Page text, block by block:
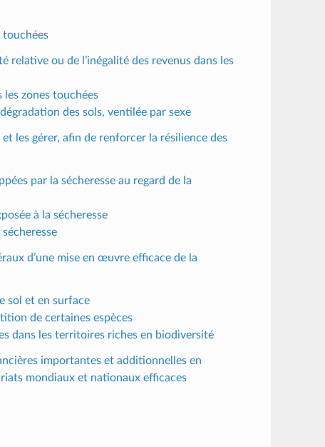
ou de l’inégalité des revenus dans les
les zones touchées
des sols, ventilée par sexe
les gérer, afin de renforcer la résilience des
par la sécheresse au regard de la
à la sécheresse
d’une mise en œuvre efficace de la
sol et en surface
de certaines espèces
dans les territoires riches en biodiversité
importantes et additionnelles en
mondiaux et nationaux efficaces